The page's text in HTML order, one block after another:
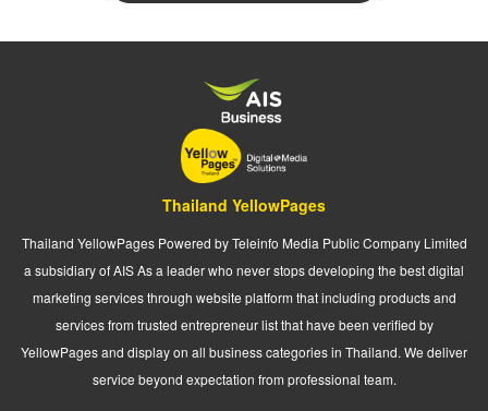
Thailand YellowPages
Thailand YellowPages Powered by Teleinfo Media Public Company Limited
a subsidiary of AIS As a leader who never stops developing the best digital
marketing services through website platform that including products and
services from trusted entrepreneur list that have been verified by
YellowPages and display on all business categories in Thailand. We deliver
service beyond expectation from professional team.